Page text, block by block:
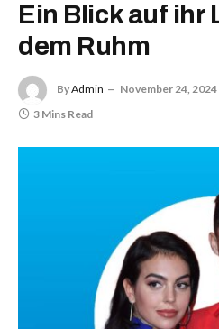
Ein Blick auf ihr
dem Ruhm
ByAdmin November 24, 2024
3 Mins Read